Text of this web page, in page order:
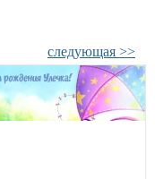
следующая >>